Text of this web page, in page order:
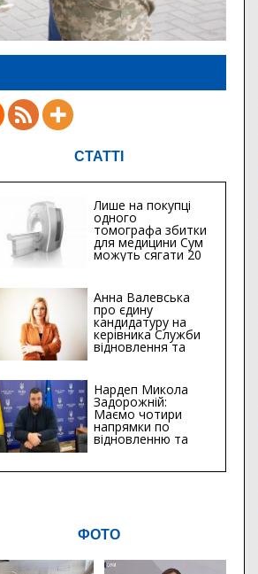
СТАТТІ
Лише на покупці
одного
томографа збитки
для медицини Сум
можуть сягати 20
Анна Валевська
про єдину
кандидатуру на
керівника Служби
відновлення та
Хіба...
Нардеп Микола
Задорожній:
Маємо чотири
напрямки по
відновленню та
інфраструктури
ФОТО